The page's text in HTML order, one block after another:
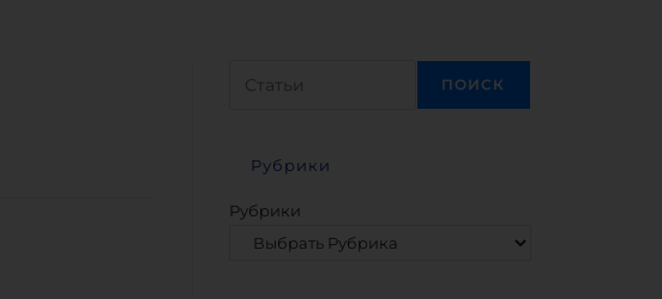
ПОИСК
Рубрики
Рубрики